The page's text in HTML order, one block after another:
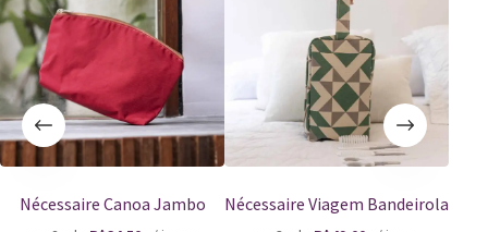
Nécessaire Canoa Jambo Nécessaire Viagem Bandeirola